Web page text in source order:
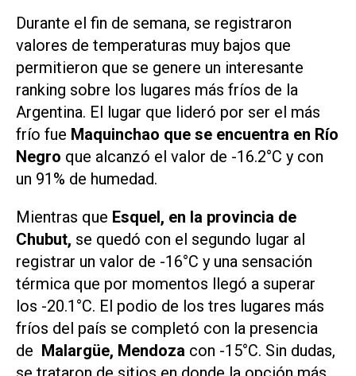
Durante el fin de semana, se registraron
valores de temperaturas muy bajos que
permitieron que se genere un interesante
ranking sobre los lugares más fríos de la
Argentina. El lugar que lideró por ser el más
frío fue Maquinchao que se encuentra en Río
Negro que alcanzó el valor de -16.2°C y con
un 91% de humedad.
Mientras que Esquel, en la provincia de
Chubut, se quedó con el segundo lugar al
registrar un valor de -16°C y una sensación
térmica que por momentos llegó a superar
los -20.1°C. El podio de los tres lugares más
fríos del país se completó con la presencia
de Malargüe, Mendoza con -15°C. Sin dudas,